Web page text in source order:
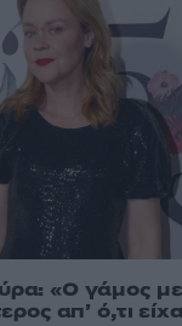
«Ο γάμος
απ’ ό,τι